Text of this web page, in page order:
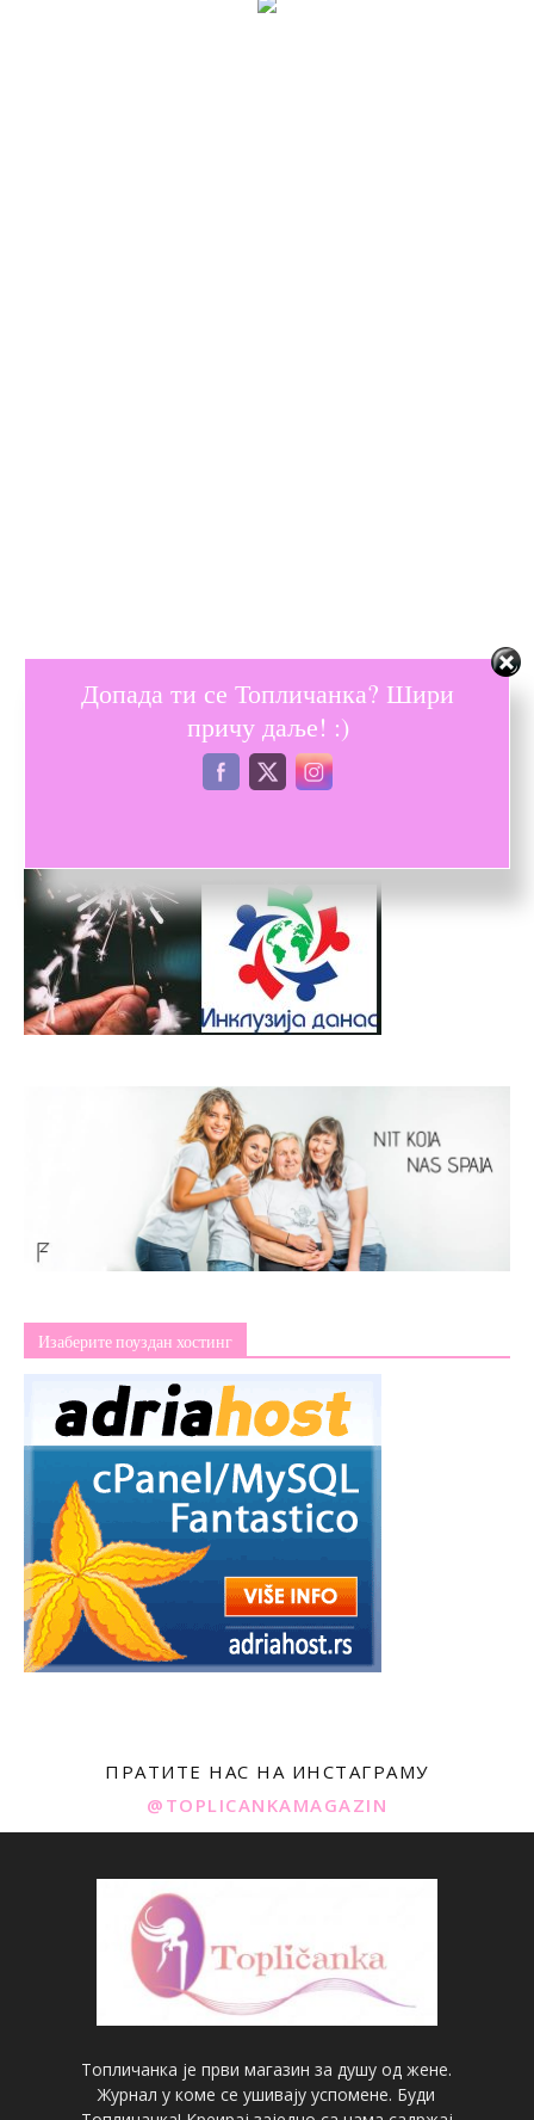
Изаберите поуздан хостинг
ПРАТИТЕ НАС НА ИНСТАГРАМУ
@TOPLICANKAMAGAZIN
Топличанка је први магазин за душу од жене.
Журнал у коме се ушивају успомене. Буди
Допада ти се Топличанка? Шири
причу даље! :)